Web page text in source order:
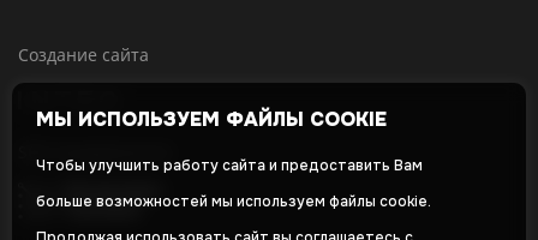
Создание сайта
МЫ ИСПОЛЬЗУЕМ ФАЙЛЫ COOKIE
Чтобы улучшить работу сайта и предоставить Вам
больше возможностей мы используем файлы cookie.